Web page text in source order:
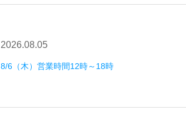
2026.08.05
8/6（木）営業時間12時～18時